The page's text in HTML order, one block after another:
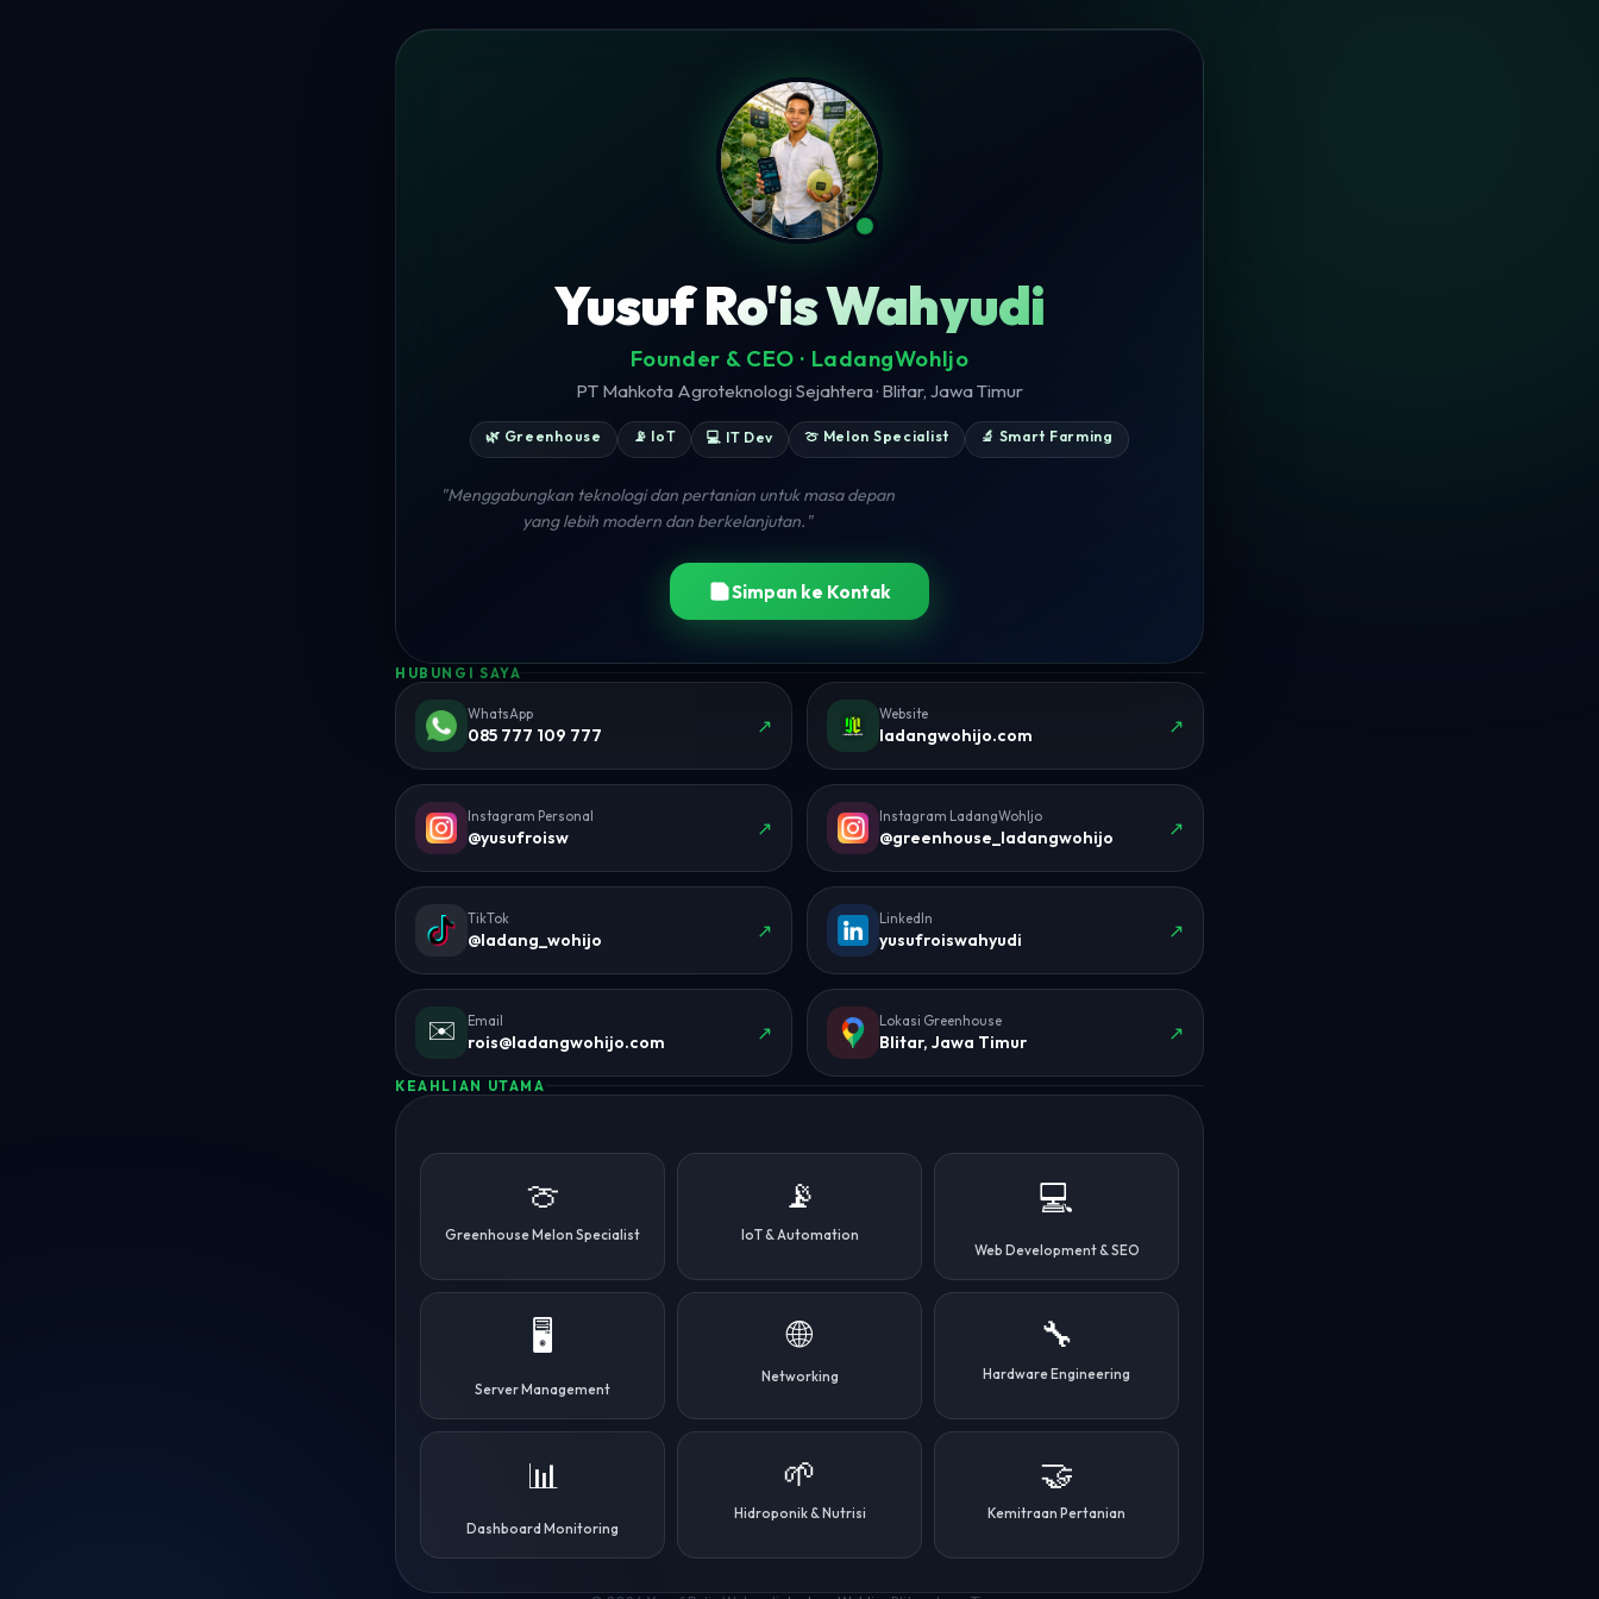
Yusuf Ro'is Wahyudi
Founder & CEO · LadangWohIjo
PT Mahkota Agroteknologi Sejahtera · Blitar, Jawa Timur
🌿 Greenhouse 📡 IoT 💻 IT Dev 🍈 Melon Specialist 🔬 Smart Farming
"Menggabungkan teknologi dan pertanian untuk masa depan
yang lebih modern dan berkelanjutan."
Simpan ke Kontak
HUBUNGI SAYA
WhatsApp
085 777 109 777 ↗ Website
ladangwohijo.com ↗
Instagram Personal
@yusufroisw ↗ Instagram LadangWohIjo
@greenhouse_ladangwohijo ↗
TikTok
@ladang_wohijo ↗ LinkedIn
yusufroiswahyudi ↗
✉️ Email
rois@ladangwohijo.com ↗ Lokasi Greenhouse
Blitar, Jawa Timur ↗
KEAHLIAN UTAMA
🍈
Greenhouse Melon Specialist
📡
IoT & Automation
💻
Web Development & SEO
🖥️
Server Management
🌐
Networking
🔧
Hardware Engineering
📊
Dashboard Monitoring
🌱
Hidroponik & Nutrisi
🤝
Kemitraan Pertanian